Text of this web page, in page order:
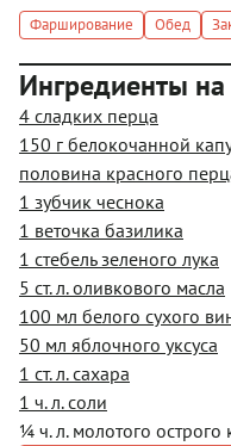
Фарширование Обед
Ингредиенты
4 сладких перца
150 г белокочанной
половина красного
1 зубчик чеснока
1 веточка базилика
1 стебель зеленого лука
5 ст. л. оливкового масла
100 мл белого сухого
50 мл яблочного уксуса
1 ст. л. сахара
1 ч. л. соли
¼ ч. л. молотого острого